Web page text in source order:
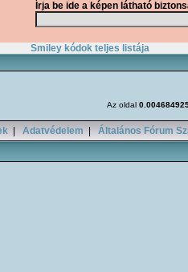
Írja be ide a képen látható
Smiley kódok teljes listája
Az oldal
Adatvédelem Általános Fórum